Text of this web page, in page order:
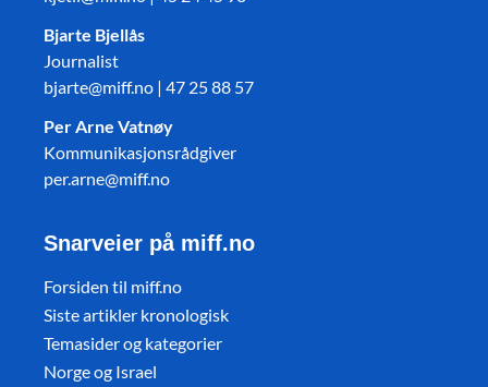
Bjarte Bjellås
Journalist
bjarte@miff.no | 47 25 88 57
Per Arne Vatnøy
Kommunikasjonsrådgiver
per.arne@miff.no
Snarveier på miff.no
Forsiden til miff.no
Siste artikler kronologisk
Temasider og kategorier
Norge og Israel